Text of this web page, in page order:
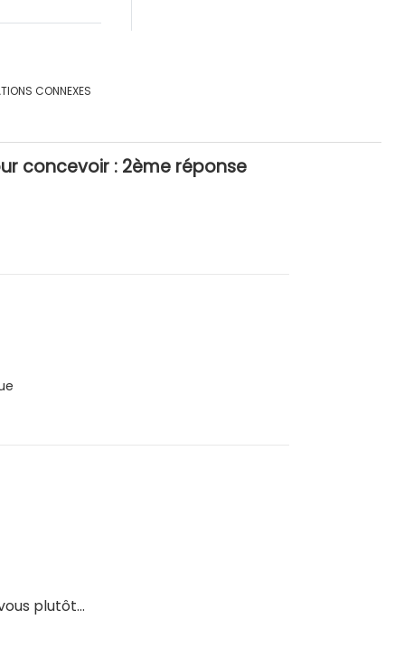
CONNEXES
concevoir : 2ème réponse
plutôt...